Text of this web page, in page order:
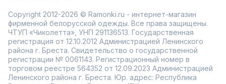
Copyright 2012-2026 © Ramonki.ru - интернет-магазин
фирменной белорусской одежды. Все права защищены.
ЧТУП «Чиколетта», УНП 291136513. Государственная
регистрация от 12.10.2012 Администрацией Ленинского
района г. Бреста. Свидетельство о государственной
регистрации № 0061143. Регистрационный номер в
торговом реестре 564352 от 12.09.2023 Администрацией
Ленинского района г. Бреста. Юр. адрес: Республика